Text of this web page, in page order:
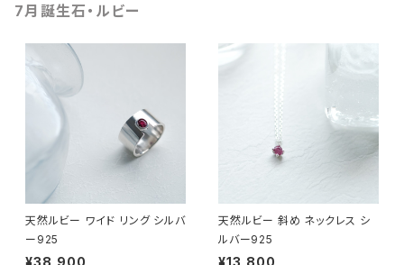
7月誕生石・ルビー
天然ルビー ワイド リング シルバ
ー925
¥38,900
天然ルビー 斜め ネックレス シ
ルバー925
¥13,800